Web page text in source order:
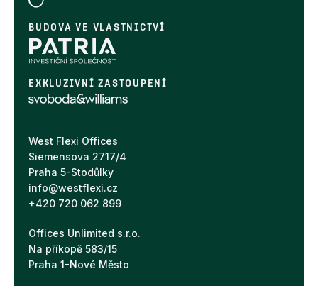
BUDOVA VE VLASTNICTVÍ
EXKLUZIVNÍ ZASTOUPENÍ
West Flexi Offices
Siemensova 2717/4
Praha 5-Stodůlky
info@westflexi.cz
+420 720 062 899
Offices Unlimited s.r.o.
Na příkopě 583/15
Praha 1-Nové Město